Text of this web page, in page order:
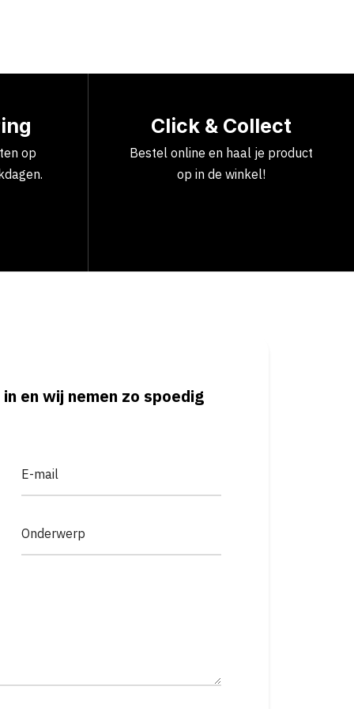
op
Click & Collect
Bestel online en haal je product
op in de winkel!
en wij nemen zo spoedig